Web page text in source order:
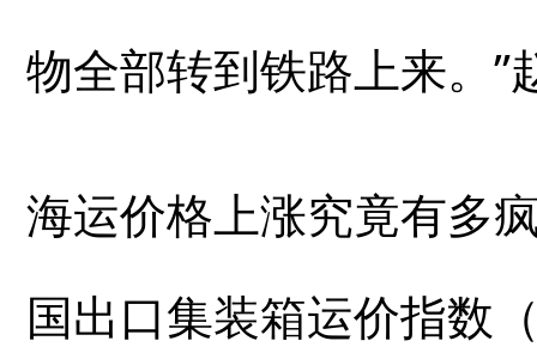
物全部转到铁路上来。”
海运价格上涨究竟有多
国出口集装箱运价指数